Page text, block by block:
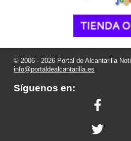
© 2006 - 2026 Portal de Alcantarilla
info@portaldealcantarilla.es
Síguenos en: